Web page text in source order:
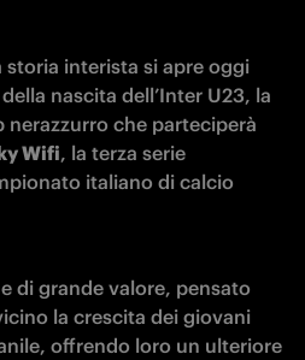
storia interista si apre oggi
nascita dell’Inter U23, la
nerazzurro che parteciperà
Wifi, la terza serie
italiano di calcio
di grande valore, pensato
la crescita dei giovani
offrendo loro un ulteriore